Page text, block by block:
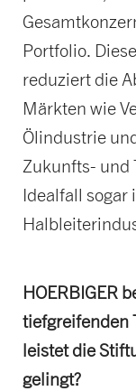
Portfolio.
reduziert die
Märkten wie
Ölindustrie
Zukunfts- und
Idealfall sogar
HOERBIGER
tiefgreifenden
leistet die
gelingt?